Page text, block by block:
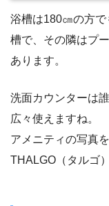
浴槽は180㎝の方
槽で、その隣はプ
あります。
洗面カウンターは
広々使えますね。
アメニティの写真
THALGO（タルゴ